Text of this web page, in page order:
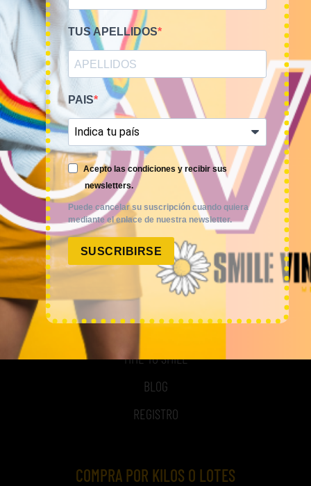
Smile Vintage es una empresa mayorista con una amplia
trayectoria internacional que cuenta con un equipo
experimentado y especializado en el sector de la moda.
MI CUENTA
ACCESO A MI CUENTA
NOSOTROS
TIME TO SMILE
BLOG
REGISTRO
COMPRA POR KILOS O LOTES
TUS APELLIDOS
PAIS
Acepto las condiciones y recibir sus
newsletters.
Puede cancelar su suscripción cuando quiera
mediante el enlace de nuestra newsletter.
SUSCRIBIRSE